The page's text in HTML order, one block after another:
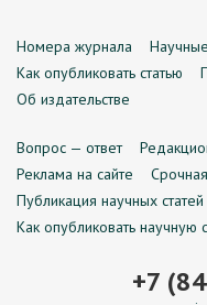
Номера журнала
Как опубликовать статью
Об издательстве
Вопрос — ответ
Реклама на сайте
Публикация научных статей
Как опубликовать научную
+7